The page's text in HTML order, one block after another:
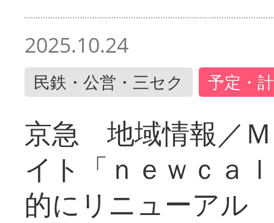
2025.10.24
民鉄・公営・三セク 予定・
京急 地域情報／
イト「ｎｅｗｃａ
的にリニューアル